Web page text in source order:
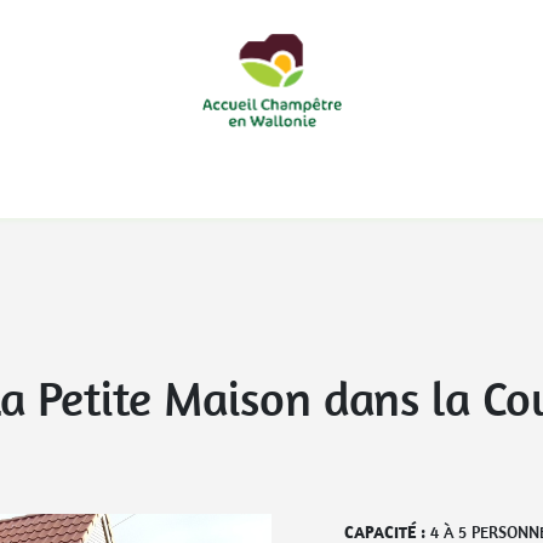
Petite Maison dans la
CAPACITÉ : 4 À 5